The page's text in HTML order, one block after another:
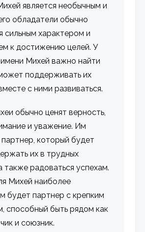
является необычным и
обладатели обычно
сильным характером и
к достижению целей. У
Михей важно найти
поддерживать их
с ними развиваться.
обычно ценят верность,
и уважение. Им
который будет
их в трудных
также радоваться успехам.
Михей наиболее
будет партнер с крепким
способный быть рядом как
и союзник.